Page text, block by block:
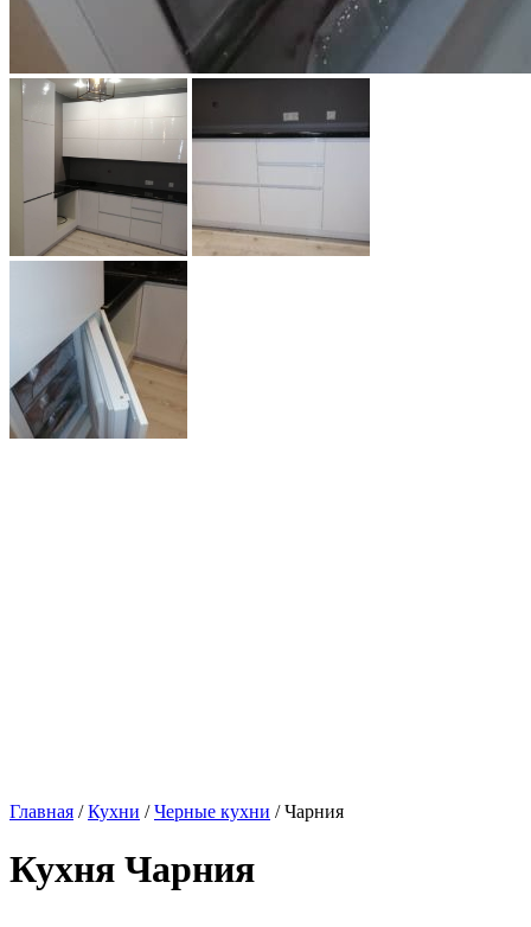
Главная /Кухни /Черные кухни / Чарния
Кухня Чарния